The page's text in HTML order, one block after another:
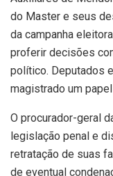
do Master e seus
da campanha
proferir decisões
político. Deputados
magistrado um
O procurador-geral
legislação penal e
retratação de suas
de eventual